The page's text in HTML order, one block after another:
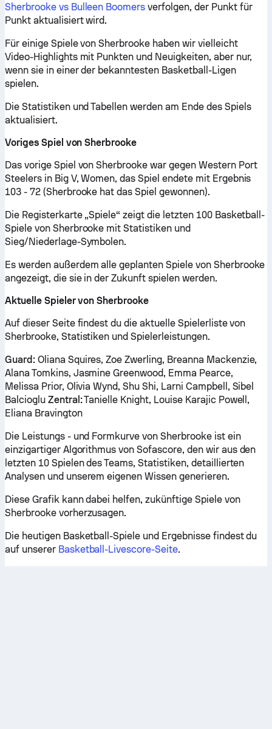
Sherbrooke vs Bulleen Boomers verfolgen, der Punkt für
Punkt aktualisiert wird.
Für einige Spiele von Sherbrooke haben wir vielleicht
Video-Highlights mit Punkten und Neuigkeiten, aber nur,
wenn sie in einer der bekanntesten Basketball-Ligen
spielen.
Die Statistiken und Tabellen werden am Ende des Spiels
aktualisiert.
Voriges Spiel von Sherbrooke
Das vorige Spiel von Sherbrooke war gegen Western Port
Steelers in Big V, Women, das Spiel endete mit Ergebnis
103 - 72 (Sherbrooke hat das Spiel gewonnen).
Die Registerkarte „Spiele“ zeigt die letzten 100 Basketball-
Spiele von Sherbrooke mit Statistiken und
Sieg/Niederlage-Symbolen.
Es werden außerdem alle geplanten Spiele von Sherbrooke
angezeigt, die sie in der Zukunft spielen werden.
Aktuelle Spieler von Sherbrooke
Auf dieser Seite findest du die aktuelle Spielerliste von
Sherbrooke, Statistiken und Spielerleistungen.
Guard:Oliana Squires, Zoe Zwerling, Breanna Mackenzie,
Alana Tomkins, Jasmine Greenwood, Emma Pearce,
Melissa Prior, Olivia Wynd, Shu Shi, Larni Campbell, Sibel
Balcioglu Zentral:Tanielle Knight, Louise Karajic Powell,
Eliana Bravington
Die Leistungs - und Formkurve von Sherbrooke ist ein
einzigartiger Algorithmus von Sofascore, den wir aus den
letzten 10 Spielen des Teams, Statistiken, detaillierten
Analysen und unserem eigenen Wissen generieren.
Diese Grafik kann dabei helfen, zukünftige Spiele von
Sherbrooke vorherzusagen.
Die heutigen Basketball-Spiele und Ergebnisse findest du
auf unserer Basketball-Livescore-Seite.